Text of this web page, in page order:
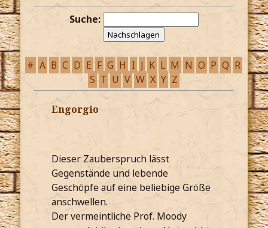
Suche:
# A B C D E F G H I J K L M N O P Q R
S T U V W X Y Z
Engorgio
Dieser Zauberspruch lässt
Gegenstände und lebende
Geschöpfe auf eine beliebige Größe
anschwellen.
Der vermeintliche Prof. Moody